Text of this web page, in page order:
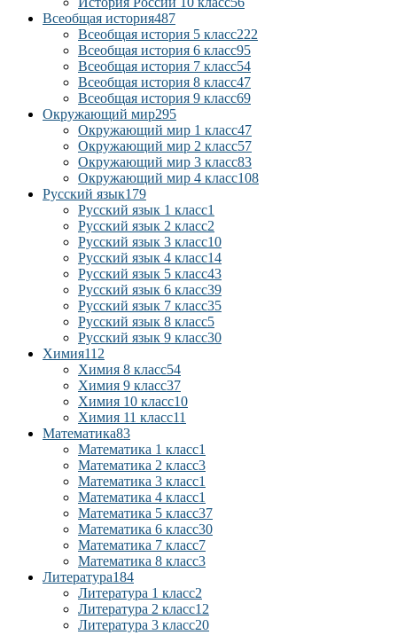
Всеобщая история487
Всеобщая история 5 класс222
Всеобщая история 6 класс95
Всеобщая история 7 класс54
Всеобщая история 8 класс47
Всеобщая история 9 класс69
Окружающий мир295
Окружающий мир 1 класс47
Окружающий мир 2 класс57
Окружающий мир 3 класс83
Окружающий мир 4 класс108
Русский язык179
Русский язык 1 класс1
Русский язык 2 класс2
Русский язык 3 класс10
Русский язык 4 класс14
Русский язык 5 класс43
Русский язык 6 класс39
Русский язык 7 класс35
Русский язык 8 класс5
Русский язык 9 класс30
Химия112
Химия 8 класс54
Химия 9 класс37
Химия 10 класс10
Химия 11 класс11
Математика83
Математика 1 класс1
Математика 2 класс3
Математика 3 класс1
Математика 4 класс1
Математика 5 класс37
Математика 6 класс30
Математика 7 класс7
Математика 8 класс3
Литература184
Литература 1 класс2
Литература 2 класс12
Литература 3 класс20